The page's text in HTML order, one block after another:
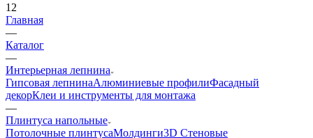
12
Главная
—
Каталог
—
Интерьерная лепнина
Гипсовая лепнинаАлюминиевые профилиФасадный
декорКлеи и инструменты для монтажа
—
Плинтуса напольные
Потолочные плинтусаМолдинги3D Стеновые